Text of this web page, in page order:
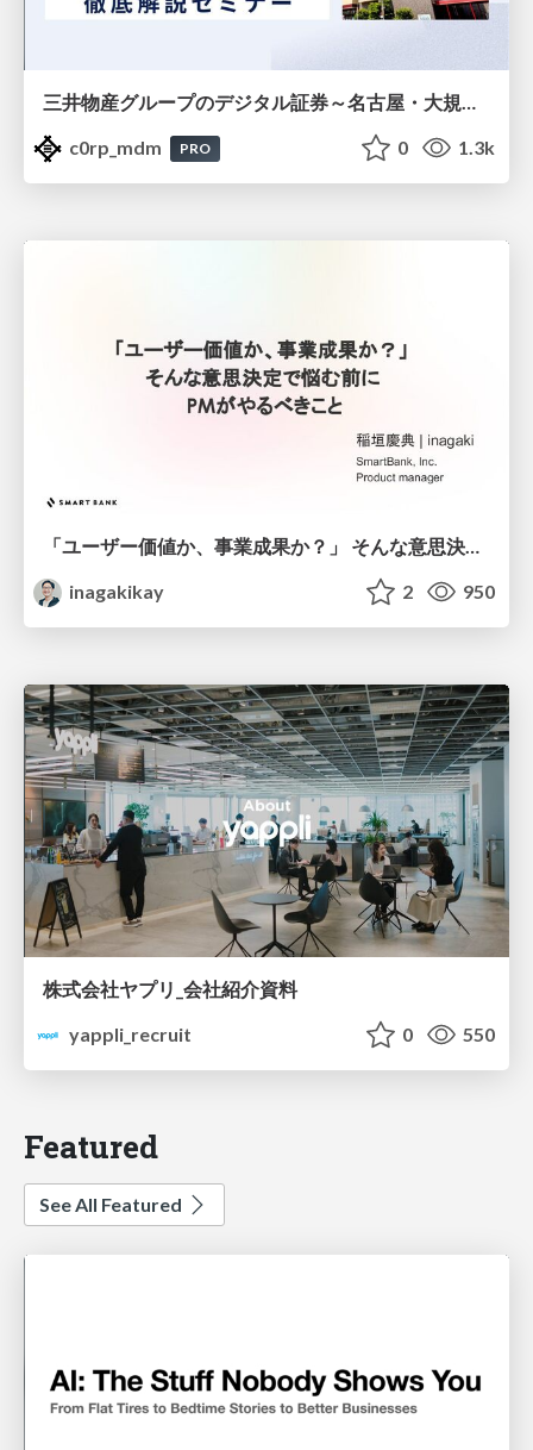
三井物産グループのデジタル証券～名古屋・大規模レジデンス～徹底解説セミナー
c0rp_mdm
PRO 0 1.3k
inagakikay
2 950
株式会社ヤプリ_会社紹介資料
yappli_recruit
0 550
Featured
See All Featured